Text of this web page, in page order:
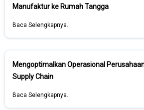
Manufaktur ke Rumah Tangga
Baca Selengkapnya..
Mengoptimalkan Operasional
Supply Chain
Baca Selengkapnya..